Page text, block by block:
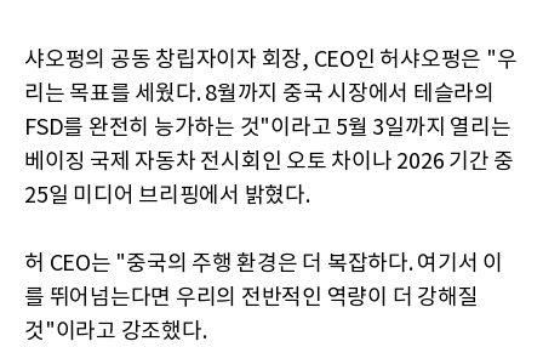
샤오펑의 공동 창립자이자 회장, CEO인 허샤오펑은 "우
리는 목표를 세웠다. 8월까지 중국 시장에서 테슬라의
FSD를 완전히 능가하는 것"이라고 5월 3일까지 열리는
베이징 국제 자동차 전시회인 오토 차이나 2026 기간 중
25일 미디어 브리핑에서 밝혔다.
허 CEO는 "중국의 주행 환경은 더 복잡하다. 여기서 이
를 뛰어넘는다면 우리의 전반적인 역량이 더 강해질
것"이라고 강조했다.